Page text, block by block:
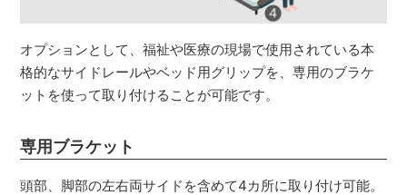
オプションとして、福祉や医療の現場で使用されている本
格的なサイドレールやベッド用グリップを、専用のブラケ
ットを使って取り付けることが可能です。
専用ブラケット
頭部、脚部の左右両サイドを含めて4カ所に取り付け可能。